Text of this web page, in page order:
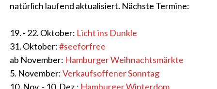
natürlich laufend aktualisiert. Nächste Termine:
19. - 22. Oktober: Licht ins Dunkle
31. Oktober:#seeforfree
ab November: Hamburger Weihnachtsmärkte
5. November:Verkaufsoffener Sonntag
10. Nov. - 10. Dez.: Hamburger Winterdom